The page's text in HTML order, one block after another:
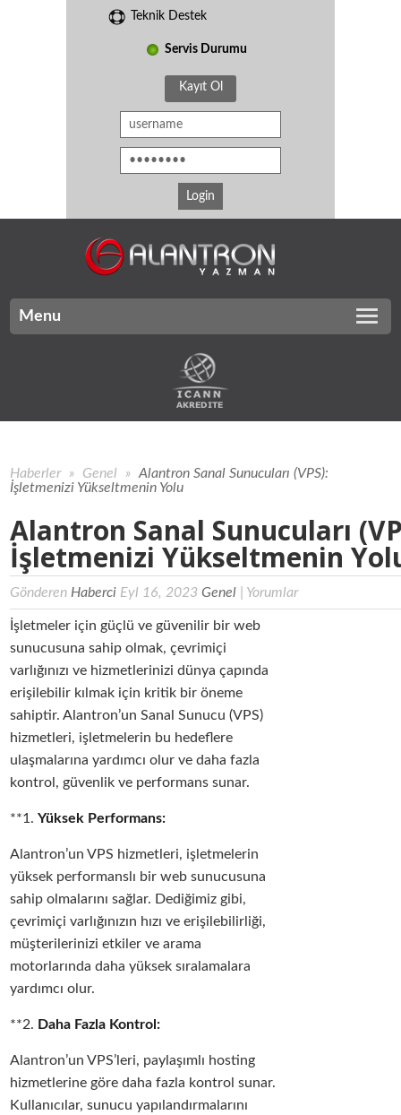
Teknik Destek
Servis Durumu
Kayıt Ol
Menu
Haberler » Genel » Alantron Sanal Sunucuları (VPS):
İşletmenizi Yükseltmenin Yolu
Alantron Sanal Sunucuları
İşletmenizi Yükseltmenin
Gönderen Haberci Eyl 16, 2023Genel Yorumlar
İşletmeler için güçlü ve güvenilir bir web
sunucusuna sahip olmak, çevrimiçi
varlığınızı ve hizmetlerinizi dünya çapında
erişilebilir kılmak için kritik bir öneme
sahiptir. Alantron’un Sanal Sunucu (VPS)
hizmetleri, işletmelerin bu hedeflere
ulaşmalarına yardımcı olur ve daha fazla
kontrol, güvenlik ve performans sunar.
**1.Yüksek Performans:
Alantron’un VPS hizmetleri, işletmelerin
yüksek performanslı bir web sunucusuna
sahip olmalarını sağlar. Dediğimiz gibi,
çevrimiçi varlığınızın hızı ve erişilebilirliği,
müşterilerinizi etkiler ve arama
motorlarında daha yüksek sıralamalara
yardımcı olur.
**2. Daha Fazla Kontrol:
Alantron’un VPS’leri, paylaşımlı hosting
hizmetlerine göre daha fazla kontrol sunar.
Kullanıcılar, sunucu yapılandırmalarını